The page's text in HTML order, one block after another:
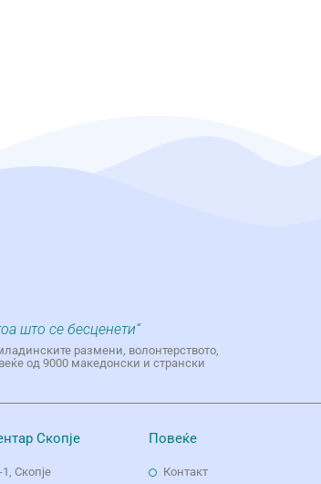
што се бесценети“
размени, волонтерството,
од 9000 македонски и странски
Скопје
Скопје
Повеќе
Контакт